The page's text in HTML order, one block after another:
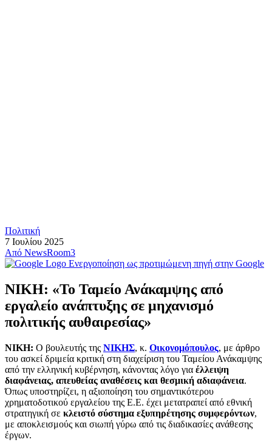
Πολιτική
7 Ιουλίου 2025
Από NewsRoom3
Ενεργοποίηση ως προτιμώμενη πηγή στην Google
ΝΙΚΗ: «Το Ταμείο Ανάκαμψης από
εργαλείο ανάπτυξης σε μηχανισμό
πολιτικής αυθαιρεσίας»
ΝΙΚΗ: Ο βουλευτής της ΝΙΚΗΣ, κ. Οικονομόπουλος, με άρθρο
του ασκεί δριμεία κριτική στη διαχείριση του Ταμείου Ανάκαμψης
από την ελληνική κυβέρνηση, κάνοντας λόγο για έλλειψη
διαφάνειας, απευθείας αναθέσεις και θεσμική αδιαφάνεια.
Όπως υποστηρίζει, η αξιοποίηση του σημαντικότερου
χρηματοδοτικού εργαλείου της Ε.Ε. έχει μετατραπεί από εθνική
στρατηγική σε κλειστό σύστημα εξυπηρέτησης συμφερόντων,
με αποκλεισμούς και σιωπή γύρω από τις διαδικασίες ανάθεσης
έργων.